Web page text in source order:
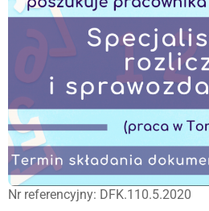
Nr referencyjny: DFK.110.5.2020